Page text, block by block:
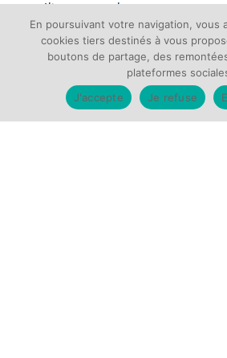
améliorer la
prévention »,
souligne le Dr
Bestaux.
En poursuivant votre navigation, vous
cookies tiers destinés à vous
boutons de partage, des
plateformes
J'accepte
Je refuse